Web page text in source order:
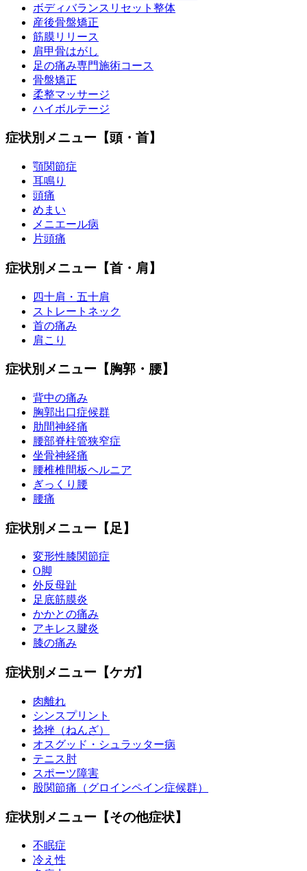
ボディバランスリセット整体
産後骨盤矯正
筋膜リリース
肩甲骨はがし
足の痛み専門施術コース
骨盤矯正
柔整マッサージ
ハイボルテージ
症状別メニュー【頭・首】
顎関節症
耳鳴り
頭痛
めまい
メニエール病
片頭痛
症状別メニュー【首・肩】
四十肩・五十肩
ストレートネック
首の痛み
肩こり
症状別メニュー【胸郭・腰】
背中の痛み
胸郭出口症候群
肋間神経痛
腰部脊柱管狭窄症
坐骨神経痛
腰椎椎間板ヘルニア
ぎっくり腰
腰痛
症状別メニュー【足】
変形性膝関節症
O脚
外反母趾
足底筋膜炎
かかとの痛み
アキレス腱炎
膝の痛み
症状別メニュー【ケガ】
肉離れ
シンスプリント
捻挫（ねんざ）
オスグッド・シュラッター病
テニス肘
スポーツ障害
股関節痛（グロインペイン症候群）
症状別メニュー【その他症状】
不眠症
冷え性